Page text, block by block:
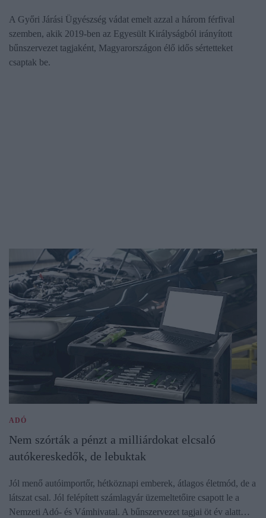
A Győri Járási Ügyészség vádat emelt azzal a három férfival
szemben, akik 2019-ben az Egyesült Királyságból irányított
bűnszervezet tagjaként, Magyarországon élő idős sértetteket
csaptak be.
ADÓ
Nem szórták a pénzt a milliárdokat elcsaló
autókereskedők, de lebuktak
Jól menő autóimportőr, hétköznapi emberek, átlagos életmód, de a
látszat csal. Jól felépített számlagyár üzemeltetőire csapott le a
Nemzeti Adó- és Vámhivatal. A bűnszervezet tagjai öt év alatt…